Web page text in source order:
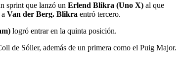
sprint que lanzó un Erlend Blikra (Uno X) al que
Van der Berg. Blikra entró tercero.
logró entrar en la quinta posición.
de Sóller, además de un primera como el Puig Major.